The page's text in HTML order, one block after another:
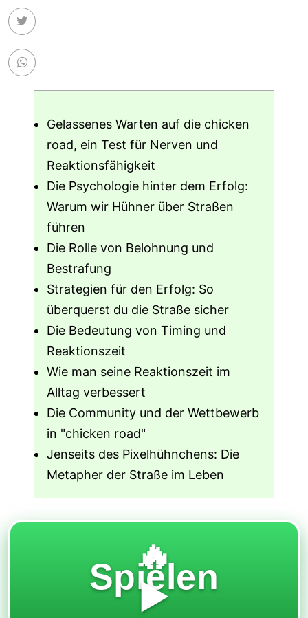
Gelassenes Warten auf die chicken
road, ein Test für Nerven und
Reaktionsfähigkeit
Die Psychologie hinter dem Erfolg:
Warum wir Hühner über Straßen
führen
Die Rolle von Belohnung und
Bestrafung
Strategien für den Erfolg: So
überquerst du die Straße sicher
Die Bedeutung von Timing und
Reaktionszeit
Wie man seine Reaktionszeit im
Alltag verbessert
Die Community und der Wettbewerb
in "chicken road"
Jenseits des Pixelhühnchens: Die
Metapher der Straße im Leben
🔥
Spielen
▶️